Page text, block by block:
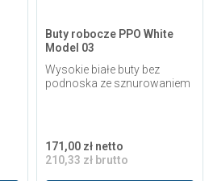
Buty robocze PPO White
Model 03
Wysokie białe buty bez
podnoska ze sznurowaniem
171,00 zł netto
210,33 zł brutto